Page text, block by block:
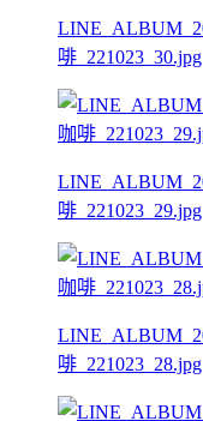
啡_221023_30.jpg
啡_221023_29.jpg
啡_221023_28.jpg